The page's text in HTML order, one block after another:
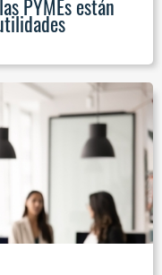
PYMEs están